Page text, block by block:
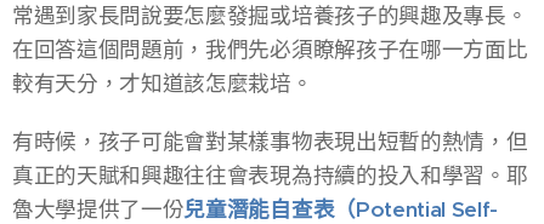
常遇到家長問說要怎麼發掘或培養孩子的興趣及專長。
在回答這個問題前，我們先必須瞭解孩子在哪一方面比
較有天分，才知道該怎麼栽培。
有時候，孩子可能會對某樣事物表現出短暫的熱情，但
真正的天賦和興趣往往會表現為持續的投入和學習。耶
魯大學提供了一份兒童潛能自查表（Potential Self-